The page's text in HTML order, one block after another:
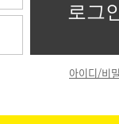
아이디/비